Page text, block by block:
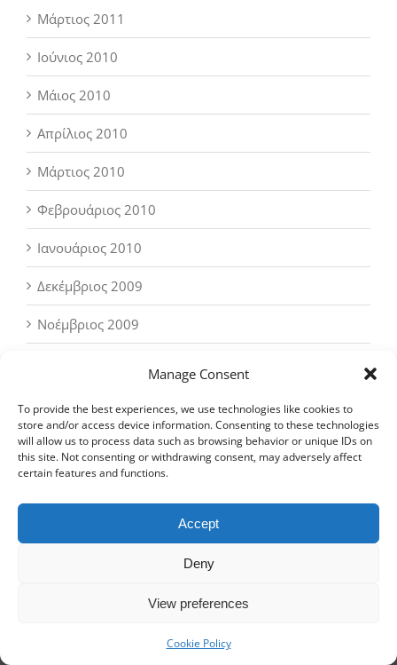
Manage Consent
To provide the best experiences, we use technologies like cookies to
store and/or access device information. Consenting to these technologies
will allow us to process data such as browsing behavior or unique IDs on
this site. Not consenting or withdrawing consent, may adversely affect
certain features and functions.
Accept
Deny
View preferences
Cookie Policy
Μάρτιος 2011
Ιούνιος 2010
Μάιος 2010
Απρίλιος 2010
Μάρτιος 2010
Φεβρουάριος 2010
Ιανουάριος 2010
Δεκέμβριος 2009
Νοέμβριος 2009
Τ. Οικονομάκη 41 (με Σ. Σπυρίδη), Βόλος